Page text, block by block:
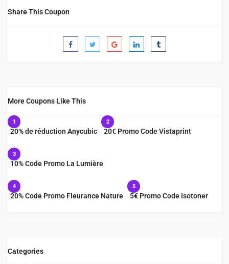
Share This Coupon
More Coupons Like This
1
20% de réduction Anycubic
2
20€ Promo Code Vistaprint
3
10% Code Promo La Lumière
4
20% Code Promo Fleurance Nature
5
5€ Promo Code Isotoner
Categories